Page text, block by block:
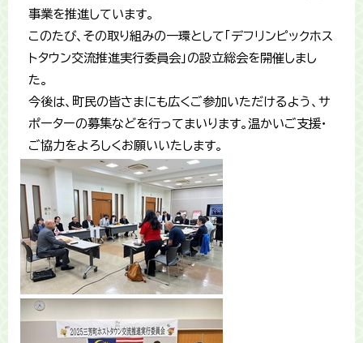
事業を推進しています。
このたび、その取り組みの一環として「デフリンピックホス
トタウン交流推進実行委員会」の設立総会を開催しまし
た。
今後は、町民の皆さまにも広くご参加いただけるよう、サ
ポーターの募集などを行ってまいります。温かいご支援・
ご協力をよろしくお願いいたします。